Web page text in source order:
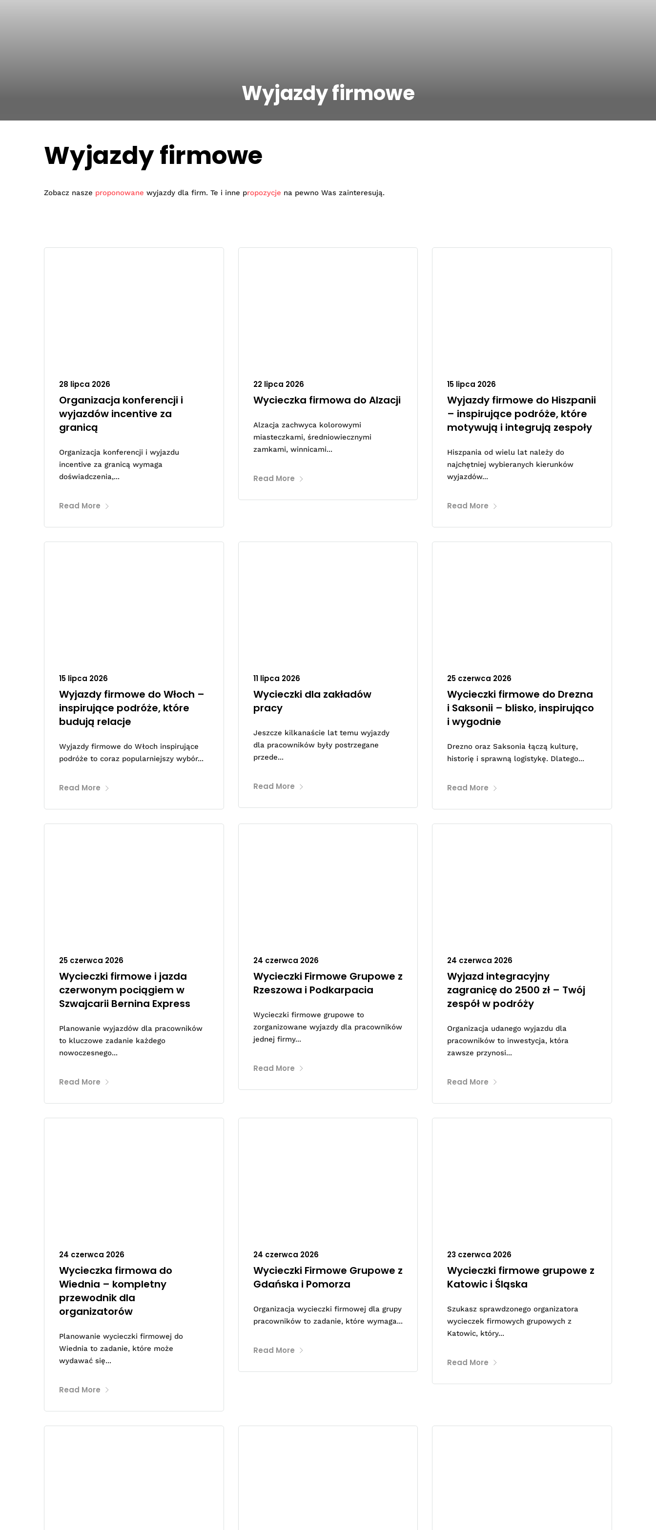
Wyjazdy firmowe
Wyjazdy firmowe
Zobacz nasze proponowane wyjazdy dla firm. Te i inne propozycje na pewno Was zainteresują.
28 lipca 2026
Organizacja konferencji i
wyjazdów incentive za
granicą
Organizacja konferencji i wyjazdu
incentive za granicą wymaga
doświadczenia,...
Read More
22 lipca 2026
Wycieczka firmowa do Alzacji
Alzacja zachwyca kolorowymi
miasteczkami, średniowiecznymi
zamkami, winnicami...
Read More
15 lipca 2026
Wyjazdy firmowe do Hiszpanii
– inspirujące podróże, które
motywują i integrują zespoły
Hiszpania od wielu lat należy do
najchętniej wybieranych kierunków
wyjazdów...
Read More
15 lipca 2026
Wyjazdy firmowe do Włoch –
inspirujące podróże, które
budują relacje
Wyjazdy firmowe do Włoch inspirujące
podróże to coraz popularniejszy wybór...
Read More
11 lipca 2026
Wycieczki dla zakładów
pracy
Jeszcze kilkanaście lat temu wyjazdy
dla pracowników były postrzegane
przede...
Read More
25 czerwca 2026
Wycieczki firmowe do Drezna
i Saksonii – blisko, inspirująco
i wygodnie
Drezno oraz Saksonia łączą kulturę,
historię i sprawną logistykę. Dlatego...
Read More
25 czerwca 2026
Wycieczki firmowe i jazda
czerwonym pociągiem w
Szwajcarii Bernina Express
Planowanie wyjazdów dla pracowników
to kluczowe zadanie każdego
nowoczesnego...
Read More
24 czerwca 2026
Wycieczki Firmowe Grupowe z
Rzeszowa i Podkarpacia
Wycieczki firmowe grupowe to
zorganizowane wyjazdy dla pracowników
jednej firmy...
Read More
24 czerwca 2026
Wyjazd integracyjny
zagranicę do 2500 zł – Twój
zespół w podróży
Organizacja udanego wyjazdu dla
pracowników to inwestycja, która
zawsze przynosi...
Read More
24 czerwca 2026
Wycieczka firmowa do
Wiednia – kompletny
przewodnik dla
organizatorów
Planowanie wycieczki firmowej do
Wiednia to zadanie, które może
wydawać się...
Read More
24 czerwca 2026
Wycieczki Firmowe Grupowe z
Gdańska i Pomorza
Organizacja wycieczki firmowej dla grupy
pracowników to zadanie, które wymaga...
Read More
23 czerwca 2026
Wycieczki firmowe grupowe z
Katowic i Śląska
Szukasz sprawdzonego organizatora
wycieczek firmowych grupowych z
Katowic, który...
Read More